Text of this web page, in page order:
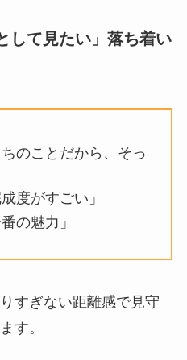
して見たい」落ち着い
ちのことだから、そっ
度がすごい」
の魅力」
すぎない距離感で見守
す。